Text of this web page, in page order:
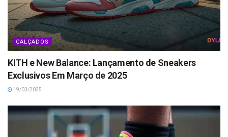
CALÇADOS
KITH e New Balance: Lançamento de Sneakers
Exclusivos Em Março de 2025
19/03/2025